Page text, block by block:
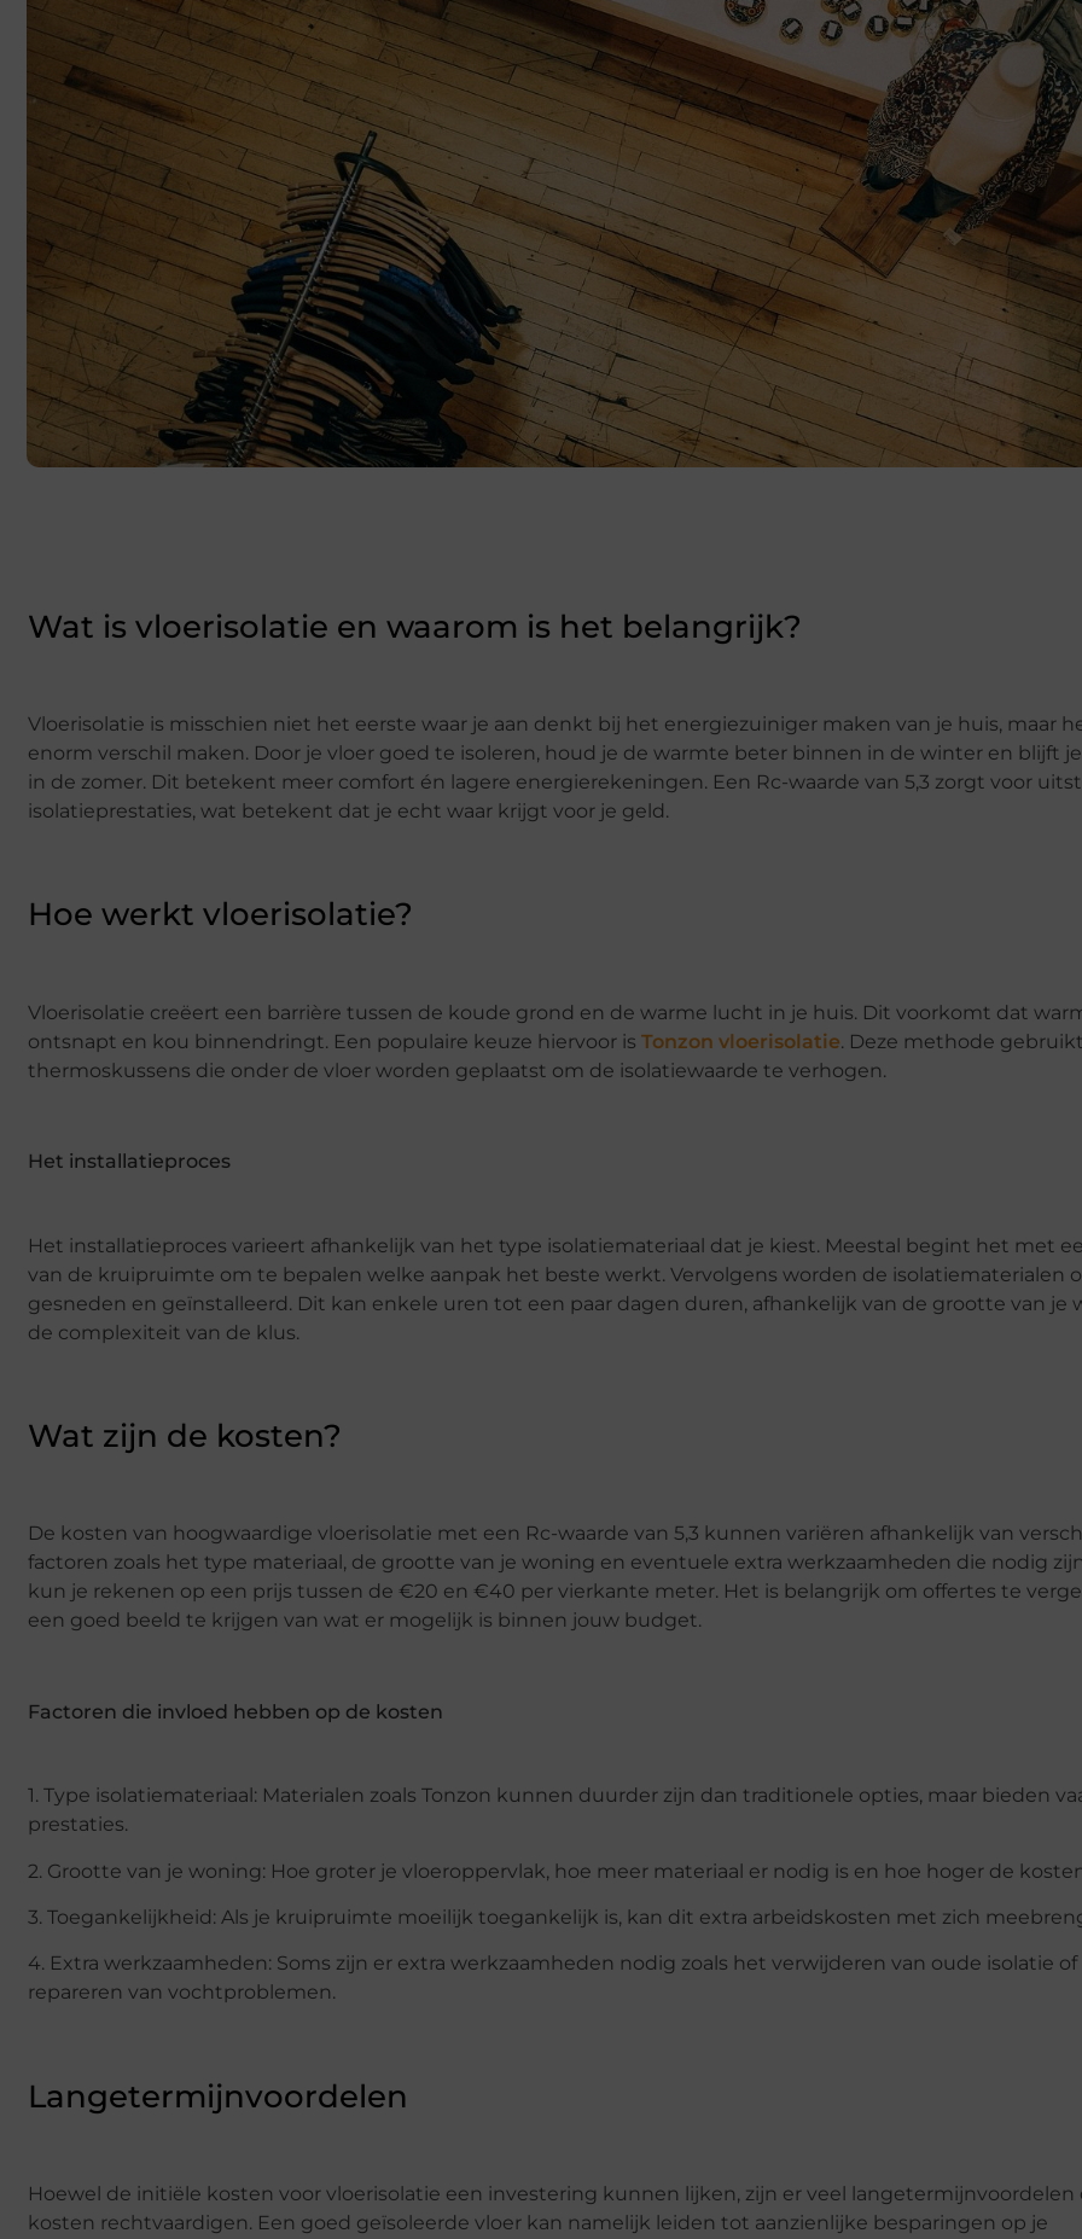
Wat is vloerisolatie en waarom is het belangrijk?
Vloerisolatie is misschien niet het eerste waar je aan denkt bij het energiezuiniger maken van je huis, maar
enorm verschil maken. Door je vloer goed te isoleren, houd je de warmte beter binnen in de winter en blijft
in de zomer. Dit betekent meer comfort én lagere energierekeningen. Een Rc-waarde van 5,3 zorgt voor
isolatieprestaties, wat betekent dat je echt waar krijgt voor je geld.
Hoe werkt vloerisolatie?
Vloerisolatie creëert een barrière tussen de koude grond en de warme lucht in je huis. Dit voorkomt dat
ontsnapt en kou binnendringt. Een populaire keuze hiervoor is Tonzon vloerisolatie. Deze methode
thermoskussens die onder de vloer worden geplaatst om de isolatiewaarde te verhogen.
Het installatieproces
Het installatieproces varieert afhankelijk van het type isolatiemateriaal dat je kiest. Meestal begint het met
van de kruipruimte om te bepalen welke aanpak het beste werkt. Vervolgens worden de isolatiematerialen
gesneden en geïnstalleerd. Dit kan enkele uren tot een paar dagen duren, afhankelijk van de grootte van je
de complexiteit van de klus.
Wat zijn de kosten?
De kosten van hoogwaardige vloerisolatie met een Rc-waarde van 5,3 kunnen variëren afhankelijk van
factoren zoals het type materiaal, de grootte van je woning en eventuele extra werkzaamheden die nodig
kun je rekenen op een prijs tussen de €20 en €40 per vierkante meter. Het is belangrijk om offertes te
een goed beeld te krijgen van wat er mogelijk is binnen jouw budget.
Factoren die invloed hebben op de kosten
1. Type isolatiemateriaal: Materialen zoals Tonzon kunnen duurder zijn dan traditionele opties, maar bieden
prestaties.
2. Grootte van je woning: Hoe groter je vloeroppervlak, hoe meer materiaal er nodig is en hoe hoger de
3. Toegankelijkheid: Als je kruipruimte moeilijk toegankelijk is, kan dit extra arbeidskosten met zich
4. Extra werkzaamheden: Soms zijn er extra werkzaamheden nodig zoals het verwijderen van oude isolatie
repareren van vochtproblemen.
Langetermijnvoordelen
Hoewel de initiële kosten voor vloerisolatie een investering kunnen lijken, zijn er veel langetermijnvoordelen
kosten rechtvaardigen. Een goed geïsoleerde vloer kan namelijk leiden tot aanzienlijke besparingen op je